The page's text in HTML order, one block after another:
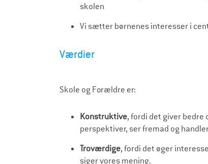
skolen
Vi sætter børnenes interesser i
Værdier
Skole og Forældre er:
Konstruktive, fordi det giver bedre
perspektiver, ser fremad og
Troværdige, fordi det øger
siger vores mening.